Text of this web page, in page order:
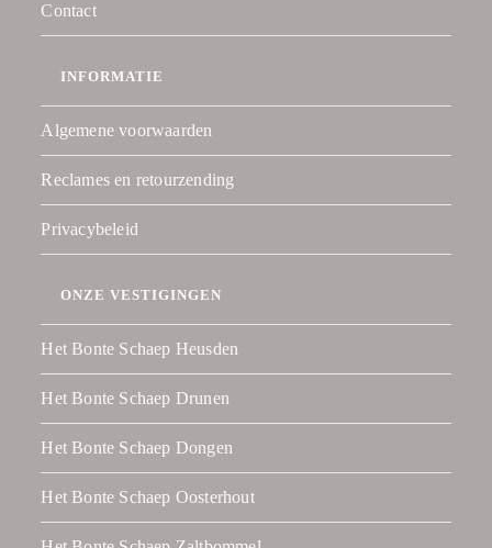
Contact
INFORMATIE
Algemene voorwaarden
Reclames en retourzending
Privacybeleid
ONZE VESTIGINGEN
Het Bonte Schaep Heusden
Het Bonte Schaep Drunen
Het Bonte Schaep Dongen
Het Bonte Schaep Oosterhout